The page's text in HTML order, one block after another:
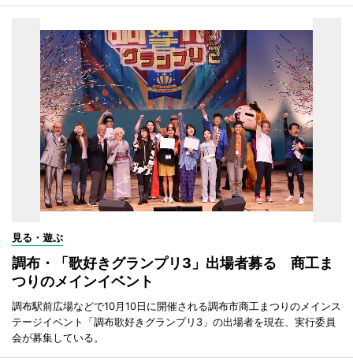
見る・遊ぶ
調布・「歌好きグランプリ3」出場者募る 商工ま
つりのメインイベント
調布駅前広場などで10月10日に開催される調布市商工まつりのメインス
テージイベント「調布歌好きグランプリ3」の出場者を現在、実行委員
会が募集している。